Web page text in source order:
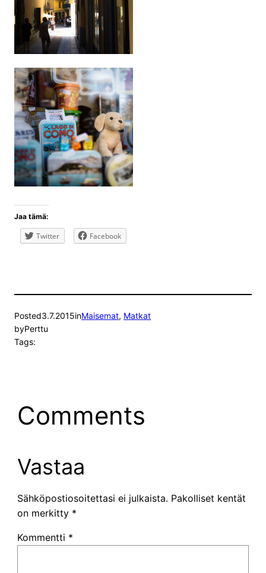
Jaa tämä:
Twitter Facebook
Posted3.7.2015inMaisemat, Matkat
byPerttu
Tags:
Comments
Vastaa
Sähköpostiosoitettasi ei julkaista. Pakolliset kentät
on merkitty *
Kommentti *